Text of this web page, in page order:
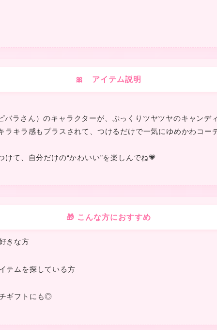
🎀 アイテム説明
バラさん）のキャラクターが、ぷっくりツヤツヤのキャンデ
ラキラ感もプラスされて、つけるだけで一気にゆめかわコー
けて、自分だけの“かわいい”を楽しんでね💗
🎁 こんな方におすすめ
きな方
テムを探している方
ギフトにも◎
❤
❤